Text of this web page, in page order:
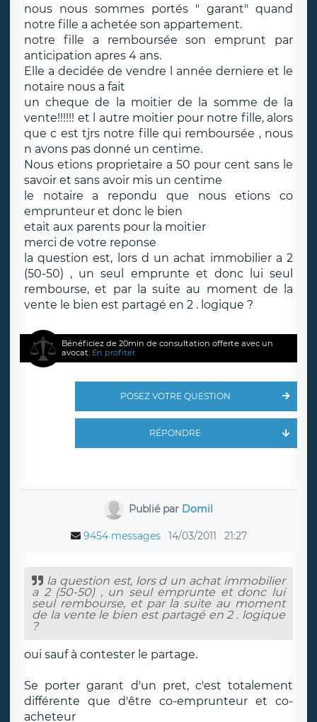
nous nous sommes portés " garant" quand
notre fille a achetée son appartement.
notre fille a remboursée son emprunt par
anticipation apres 4 ans.
Elle a decidée de vendre l année derniere et le
notaire nous a fait
un cheque de la moitier de la somme de la
vente!!!!!! et l autre moitier pour notre fille, alors
que c est tjrs notre fille qui remboursée , nous
n avons pas donné un centime.
Nous etions proprietaire a 50 pour cent sans le
savoir et sans avoir mis un centime
le notaire a repondu que nous etions co
emprunteur et donc le bien
etait aux parents pour la moitier
merci de votre reponse
la question est, lors d un achat immobilier a 2
(50-50) , un seul emprunte et donc lui seul
rembourse, et par la suite au moment de la
vente le bien est partagé en 2 . logique ?
Bénéficiez de 20min de consultation offerte avec un
avocat. En profiter
POSEZ VOTRE QUESTION
RÉPONDRE
Publié par Domil
9454 messages 14/03/2011 21:27
la question est, lors d un achat immobilier
a 2 (50-50) , un seul emprunte et donc lui
seul rembourse, et par la suite au moment
de la vente le bien est partagé en 2 . logique
?
oui sauf à contester le partage.
Se porter garant d'un pret, c'est totalement
différente que d'être co-emprunteur et co-
acheteur